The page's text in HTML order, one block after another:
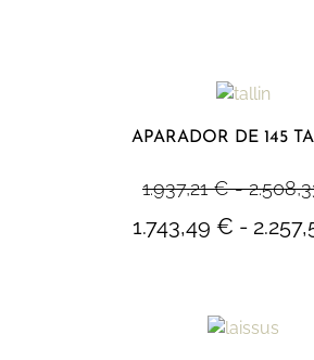
APARADOR DE 145
1.937,21€ -
1.743,49 € -